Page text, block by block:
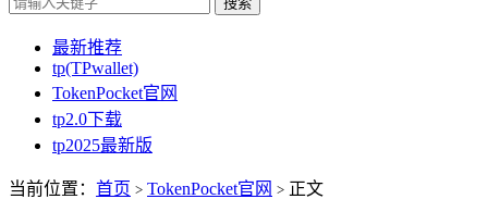
最新推荐
tp(TPwallet)
TokenPocket官网
tp2.0下载
tp2025最新版
当前位置： 首页 > TokenPocket官网 > 正文